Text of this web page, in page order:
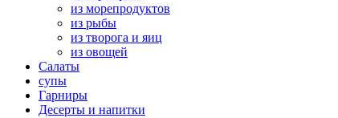
из морепродуктов
из рыбы
из творога и яиц
из овощей
Салаты
супы
Гарниры
Десерты и напитки